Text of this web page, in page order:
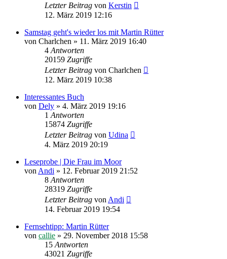
Letzter Beitrag von Kerstin
12. März 2019 12:16
Samstag geht's wieder los mit Martin Rütter
von Charlchen » 11. März 2019 16:40
4 Antworten
20159 Zugriffe
Letzter Beitrag von Charlchen
12. März 2019 10:38
Interessantes Buch
von Dely » 4. März 2019 19:16
1 Antworten
15874 Zugriffe
Letzter Beitrag von Udina
4. März 2019 20:19
Leseprobe | Die Frau im Moor
von Andi » 12. Februar 2019 21:52
8 Antworten
28319 Zugriffe
Letzter Beitrag von Andi
14. Februar 2019 19:54
Fernsehtipp: Martin Rütter
von callie » 29. November 2018 15:58
15 Antworten
43021 Zugriffe